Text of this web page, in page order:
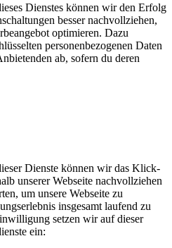
Dienstes können wir den Erfolg
besser nachvollziehen,
optimieren. Dazu
personenbezogenen Daten
ab, sofern du deren
Dienste können wir das Klick-
unserer Webseite nachvollziehen
um unsere Webseite zu
insgesamt laufend zu
setzen wir auf dieser
ein: